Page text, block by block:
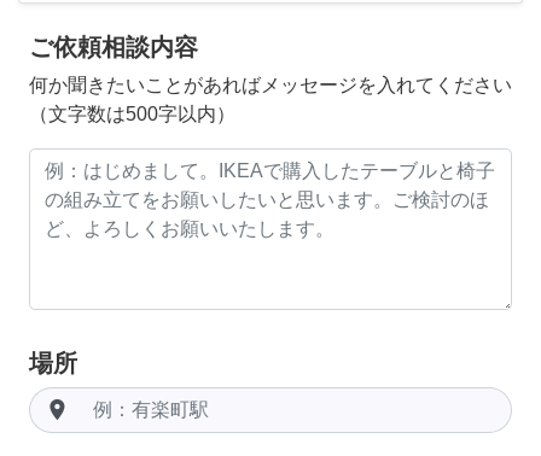
ご依頼相談内容
何か聞きたいことがあればメッセージを入れてください
（文字数は500字以内）
場所
room